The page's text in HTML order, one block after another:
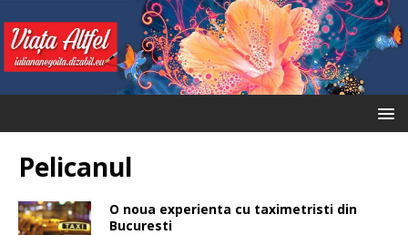
Pelicanul
O noua experienta cu taximetristi din
Bucuresti